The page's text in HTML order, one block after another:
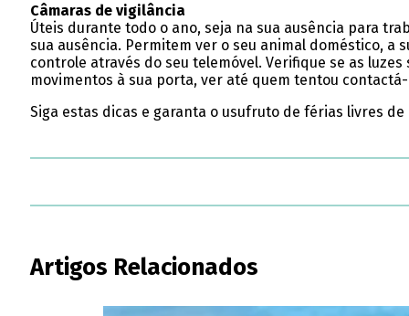
Câmaras de vigilância
Úteis durante todo o ano, seja na sua ausência para
sua ausência. Permitem ver o seu animal doméstico,
controle através do seu telemóvel. Verifique se as
movimentos à sua porta, ver até quem tentou
Siga estas dicas e garanta o usufruto de férias livres
Artigos Relacionados